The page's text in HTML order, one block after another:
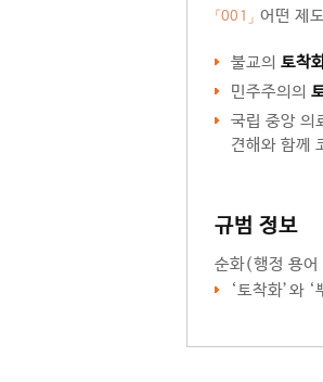
「001」 어떤 제
불교의 토착
민주주의의
국립 중앙 의
견해와 함께
규범 정보
순화(행정 용
‘토착화’와 ‘